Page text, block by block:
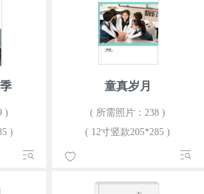
)
)
童真岁月
( 所需照片：238 )
( 12寸竖款205*285 )